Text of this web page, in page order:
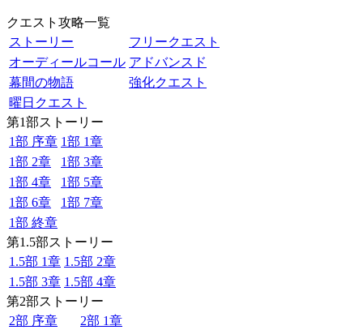
クエスト攻略一覧
ストーリー
フリークエスト
オーディールコール アドバンスド
幕間の物語
強化クエスト
曜日クエスト
第1部ストーリー
1部 序章 1部 1章
1部 2章
1部 3章
1部 4章
1部 5章
1部 6章
1部 7章
1部 終章
第1.5部ストーリー
1.5部 1章 1.5部 2章
1.5部 3章 1.5部 4章
第2部ストーリー
2部 序章
2部 1章